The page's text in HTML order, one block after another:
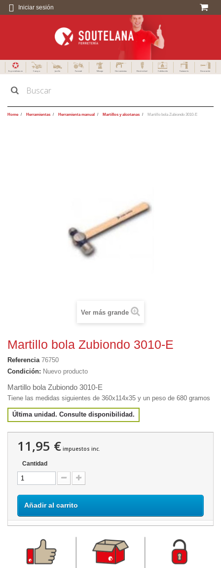
Iniciar sesión
Especialistas en Campo Jardín Forestal Menaje Herramientas Electricidad Calefacción Fontanería Decoración
Home Herramientas Herramienta manual Martillos y alcotanas Martillo bola Zubiondo 3010-E
Ver más grande
Martillo bola Zubiondo 3010-E
Referencia 76750
Condición: Nuevo producto
Martillo bola Zubiondo 3010-E
Tiene las medidas siguientes de 360x114x35 y un peso de 680 gramos
Última unidad. Consulte disponibilidad.
11,95 € impuestos inc.
Cantidad
Añadir al carrito